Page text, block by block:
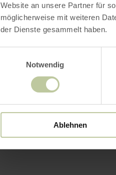
Website an unsere Partner für
möglicherweise mit weiteren
der Dienste gesammelt haben.
Notwendig
Ablehnen